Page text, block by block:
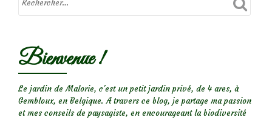
Bienvenue !
Le jardin de Malorie, c'est un petit jardin privé, de 4 ares, à
Gembloux, en Belgique. A travers ce blog, je partage ma passion
et mes conseils de paysagiste, en encourageant la biodiversité